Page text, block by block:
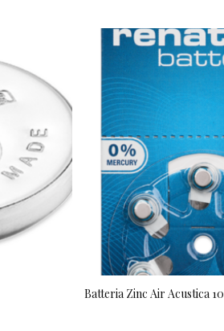
Batteria Zinc Air Acustica 10